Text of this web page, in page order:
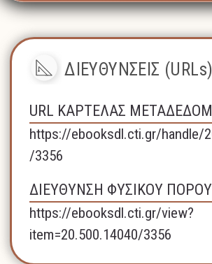
ΔΙΕΥΘΥΝΣΕΙΣ
URL ΚΑΡΤΕΛΑΣ
https://ebooksdl.cti.gr/handle/
/3356
ΔΙΕΥΘΥΝΣΗ ΦΥΣΙΚΟΥ ΠΟΡΟΥ
https://ebooksdl.cti.gr/view?
item=20.500.14040/3356